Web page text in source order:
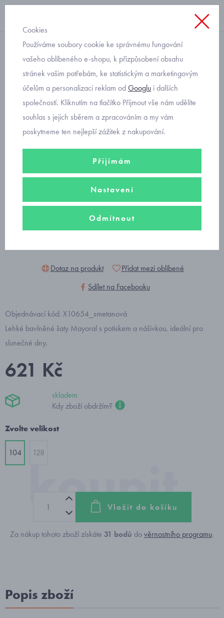
letní šaty
dětské letní úpletové šaty s
obrázkem Mayoral 3943-85
Dotaz na produkt
Přidat mezi oblíbené
Sdílet na Facebooku
Objednávací kód: X10654_smetanová
Lehké bavlněné šaty Mayoral s potiskem a nášivkou, ideální pro
slunečné dny.
621 Kč
skladem
Kdy zboží obdržím?
Zvolte velikost
104 128
Vložit do košíku
Za nákup tohoto zboží získáte 31 bodů dověrnostního programu.
Popis zboží
Cookies
Používáme soubory cookie ke správnému fungování
vašeho oblíbeného e-shopu, k přizpůsobení obsahu
stránek vašim potřebám, ke statistickým a marketingovým
účelům a personalizaci reklam odGooglu i dalších
společností. Kliknutím na tlačítko Přijmout vše nám udělíte
souhlas s jejich sběrem a zpracováním a my vám
poskytneme ten nejlepší zážitek z nakupování.
Přijímám
Nastavení
Odmítnout